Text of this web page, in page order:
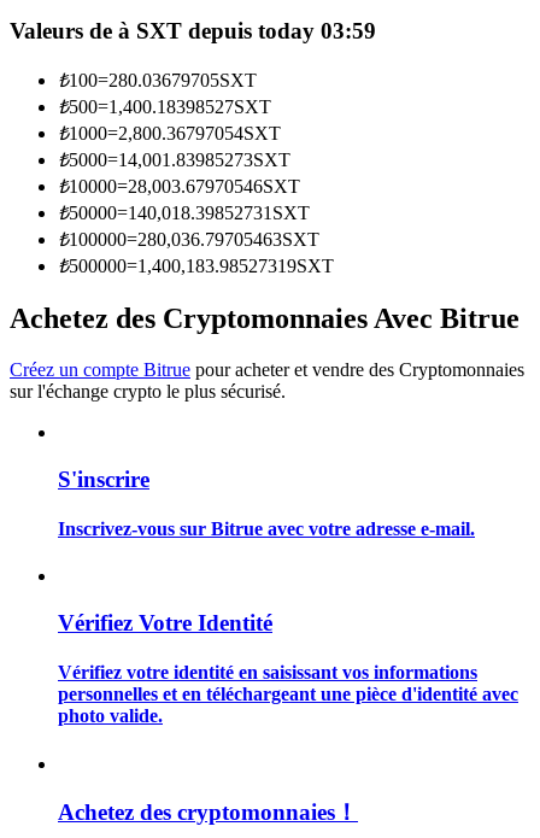
Information
Analyse de mégadonnées, y compris des informations
commerciales, etc.
Guide de démarrage des contrats à terme
Stratégies de trading
Valeurs de à SXT depuis today 03:59
₺100=280.03679705SXT
₺500=1,400.18398527SXT
₺1000=2,800.36797054SXT
₺5000=14,001.83985273SXT
₺10000=28,003.67970546SXT
₺50000=140,018.39852731 SXT
₺100000=280,036.79705463SXT
₺500000=1,400,183.98527319SXT
Achetez des Cryptomonnaies Avec Bitrue
Créez un compte Bitrue pour acheter et vendre des Cryptomonnaies
sur l'échange crypto le plus sécurisé.
S'inscrire
Inscrivez-vous sur Bitrue avec votre adresse e-mail.
Vérifiez Votre Identité
Vérifiez votre identité en saisissant vos informations
personnelles et en téléchargeant une pièce d'identité avec
photo valide.
Achetez des cryptomonnaies！